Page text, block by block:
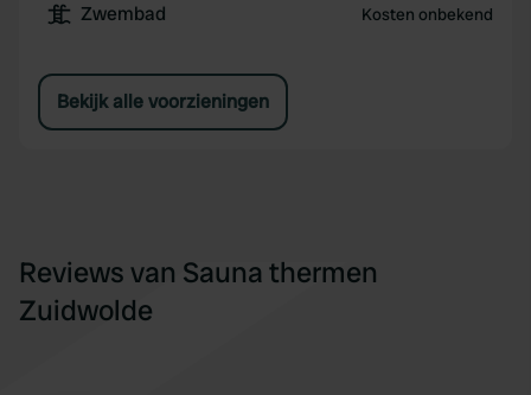
Zwembad Kosten onbekend
Bekijk alle voorzieningen
Reviews van Sauna thermen
Zuidwolde